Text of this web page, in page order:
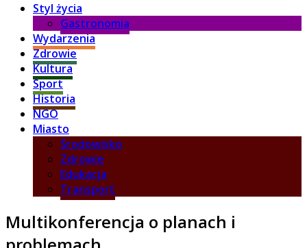
Styl życia
Gastronomia
Wydarzenia
Zdrowie
Kultura
Sport
Historia
NGO
Miasto
Środowisko
Zdrowie
Edukacja
Transport
Multikonferencja o planach i